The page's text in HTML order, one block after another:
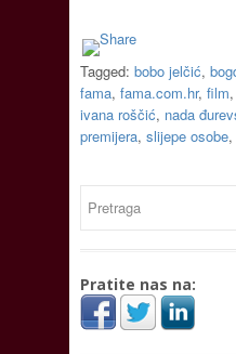
Tagged: bobo jelčić,
fama, fama.com.hr, film,
ivana roščić, nada
premijera, slijepe osobe,
Pratite nas na: